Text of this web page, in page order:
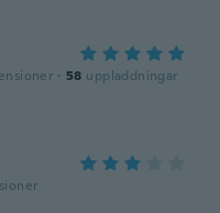
· 58 uppladdningar